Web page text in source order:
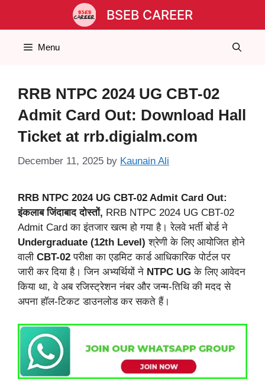
BSEB CAREER
Menu
RRB NTPC 2024 UG CBT-02
Admit Card Out: Download Hall
Ticket at rrb.digialm.com
December 11, 2025 by Kaunain Ali
RRB NTPC 2024 UG CBT-02 Admit Card Out:
इंकलाब जिंदाबाद दोस्तों, RRB NTPC 2024 UG CBT-02
Admit Card का इंतजार खत्म हो गया है। रेलवे भर्ती बोर्ड ने
Undergraduate (12th Level) श्रेणी के लिए आयोजित होने
वाली CBT-02 परीक्षा का एडमिट कार्ड आधिकारिक पोर्टल पर
जारी कर दिया है। जिन अभ्यर्थियों ने NTPC UG के लिए आवेदन
किया था, वे अब रजिस्ट्रेशन नंबर और जन्म-तिथि की मदद से
अपना हॉल-टिकट डाउनलोड कर सकते हैं।